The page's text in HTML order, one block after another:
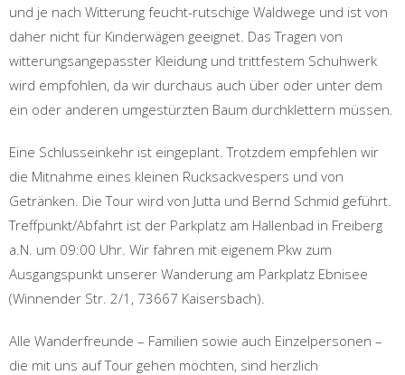
und je nach Witterung feucht-rutschige Waldwege und ist von
daher nicht für Kinderwägen geeignet. Das Tragen von
witterungsangepasster Kleidung und trittfestem Schuhwerk
wird empfohlen, da wir durchaus auch über oder unter dem
ein oder anderen umgestürzten Baum durchklettern müssen.
Eine Schlusseinkehr ist eingeplant. Trotzdem empfehlen wir
die Mitnahme eines kleinen Rucksackvespers und von
Getränken. Die Tour wird von Jutta und Bernd Schmid geführt.
Treffpunkt/Abfahrt ist der Parkplatz am Hallenbad in Freiberg
a.N. um 09:00 Uhr. Wir fahren mit eigenem Pkw zum
Ausgangspunkt unserer Wanderung am Parkplatz Ebnisee
(Winnender Str. 2/1, 73667 Kaisersbach).
Alle Wanderfreunde – Familien sowie auch Einzelpersonen –
die mit uns auf Tour gehen möchten, sind herzlich